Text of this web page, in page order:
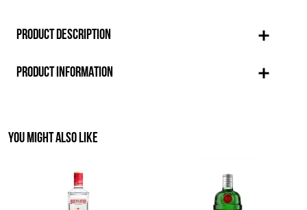
PRODUCT DESCRIPTION
PRODUCT INFORMATION
YOU MIGHT ALSO LIKE